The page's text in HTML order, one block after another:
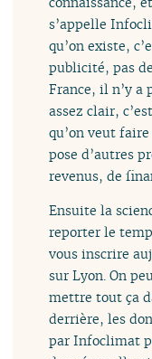
s’appelle
qu’on existe,
publicité, pas de
France, il n’y a
assez clair,
qu’on veut
pose d’autres
revenus, de
Ensuite la
reporter le
vous inscrire
sur Lyon. On
mettre tout ça
derrière, les
par Infoclimat